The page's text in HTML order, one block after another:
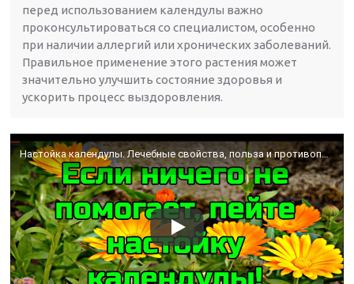
перед использованием календулы важно
проконсультироваться со специалистом, особенно
при наличии аллергий или хронических заболеваний.
Правильное применение этого растения может
значительно улучшить состояние здоровья и
ускорить процесс выздоровления.
Настойка календулы. Лечебные свойства, польза и противопоказания